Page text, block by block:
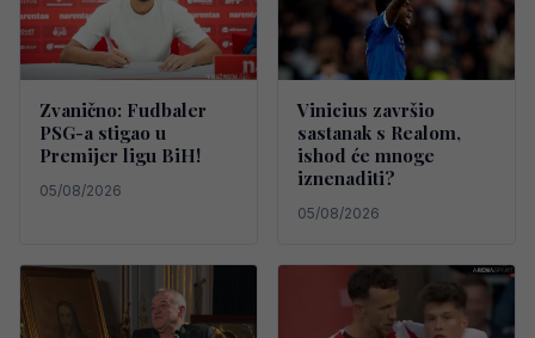
Zvanično: Fudbaler
PSG-a stigao u
Premijer ligu BiH!
05/08/2026
Vinicius završio
sastanak s Realom,
ishod će mnoge
iznenaditi?
05/08/2026